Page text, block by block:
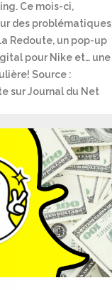
Ce mois-ci,
des problématiques
Redoute, un pop-up
pour Nike et… une
Source :
sur Journal du Net